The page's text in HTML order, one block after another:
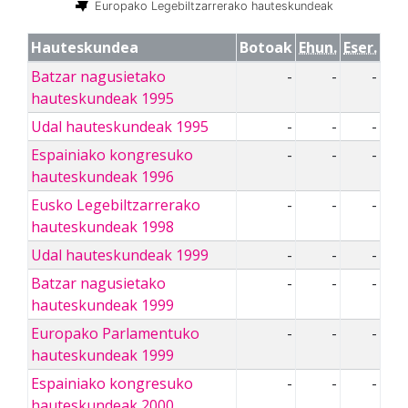
Europako Legebiltzarrerako hauteskundeak
Hauteskundea Botoak Ehun. Eser.
Batzar nagusietako
hauteskundeak 1995
- - -
Udal hauteskundeak 1995 - -
-
Espainiako kongresuko
hauteskundeak 1996
- - -
Eusko Legebiltzarrerako
hauteskundeak 1998
- - -
Udal hauteskundeak 1999 - -
-
Batzar nagusietako
hauteskundeak 1999
- - -
Europako Parlamentuko
hauteskundeak 1999
- - -
Espainiako kongresuko
- - -